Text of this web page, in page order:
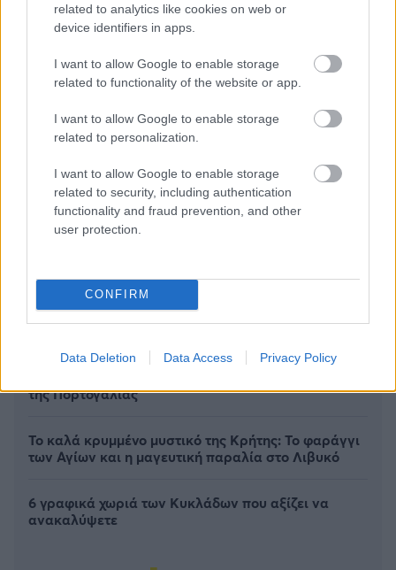
related to analytics like cookies on web or
device identifiers in apps.
I want to allow Google to enable storage
related to functionality of the website or app.
I want to allow Google to enable storage
related to personalization.
I want to allow Google to enable storage
related to security, including authentication
functionality and fraud prevention, and other
user protection.
CONFIRM
Data Deletion Data Access Privacy Policy
BEST OF INTERNET
της Πορτογαλίας
Το καλά κρυμμένο μυστικό της Κρήτης: Το φαράγγι
των Αγίων και η μαγευτική παραλία στο Λιβυκό
6 γραφικά χωριά των Κυκλάδων που αξίζει να
ανακαλύψετε